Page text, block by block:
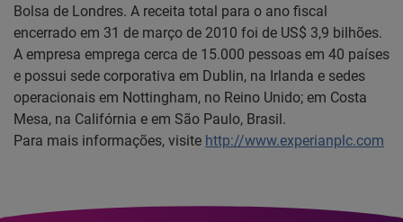
Bolsa de Londres. A receita total para o ano fiscal
encerrado em 31 de março de 2010 foi de US$ 3,9 bilhões.
A empresa emprega cerca de 15.000 pessoas em 40 países
e possui sede corporativa em Dublin, na Irlanda e sedes
operacionais em Nottingham, no Reino Unido; em Costa
Mesa, na Califórnia e em São Paulo, Brasil.
Para mais informações, visite http://www.experianplc.com